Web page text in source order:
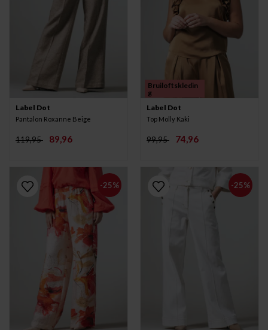
Label Dot
Pantalon Roxanne Beige
119,95 89,96
Bruiloftskledin
g
Label Dot
Top Molly Kaki
99,95 74,96
-25% -25%